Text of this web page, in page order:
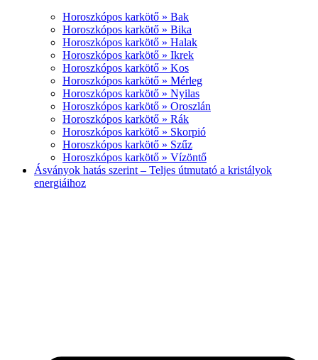
Horoszkópos karkötő » Bak
Horoszkópos karkötő » Bika
Horoszkópos karkötő » Halak
Horoszkópos karkötő » Ikrek
Horoszkópos karkötő » Kos
Horoszkópos karkötő » Mérleg
Horoszkópos karkötő » Nyilas
Horoszkópos karkötő » Oroszlán
Horoszkópos karkötő » Rák
Horoszkópos karkötő » Skorpió
Horoszkópos karkötő » Szűz
Horoszkópos karkötő » Vízöntő
Ásványok hatás szerint – Teljes útmutató a kristályok
energiáihoz